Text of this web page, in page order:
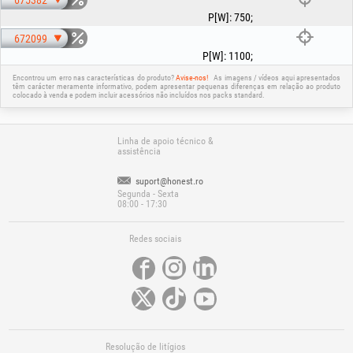
Altura máxima de bombagem: 10 m
Caudal máximo: 180 L/min (675382) / 250 L/min (672099)
Pressão máxima de serviço: 1 bar
Tamanho máximo das partículas: 5 mm
Temperatura máxima do líquido bombeado: 40 °C
Triturador: Não
Pega de transporte: Sim
Proteções: térmica, com rearme automático
Comprimento do cabo elétrico: 10 m
Peso: ~ 10.5 kg (675382) / ~ 12 kg (672099)
EXCLUÍDA A UTILIZAÇÃO EM FOSSAS SÉPTICAS E/OU EM
CANALIZAÇÕES DE SANITÁRIOS!
P[W]:750;
672099
P[W]: 1100;
Encontrou um erro nas características do produto?Avise-nos!
As imagens / vídeos aqui apresentados
têm carácter meramente informativo, podem apresentar pequenas diferenças em relação ao produto
colocado à venda e podem incluir acessórios não incluídos nos packs standard.
Linha de apoio técnico &
assistência
suport@honest.ro
Segunda - Sexta
08:00 - 17:30
Redes sociais
Resolução de litígios